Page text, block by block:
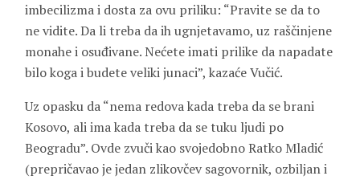
imbecilizma i dosta za ovu priliku: “Pravite se da to
ne vidite. Da li treba da ih ugnjetavamo, uz raščinjene
monahe i osuđivane. Nećete imati prilike da napadate
bilo koga i budete veliki junaci”, kazaće Vučić.
Uz opasku da “nema redova kada treba da se brani
Kosovo, ali ima kada treba da se tuku ljudi po
Beogradu”. Ovde zvuči kao svojedobno Ratko Mladić
(prepričavao je jedan zlikovčev sagovornik, ozbiljan i